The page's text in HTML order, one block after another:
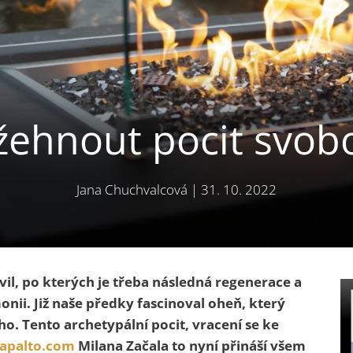
pocit
Jana Chuchvalcová | 31. 10. 2022
po kterých je třeba následná regenerace a
Již naše předky fascinoval oheň, který
Tento archetypální pocit, vracení se ke
Milana Začala to nyní přináší všem